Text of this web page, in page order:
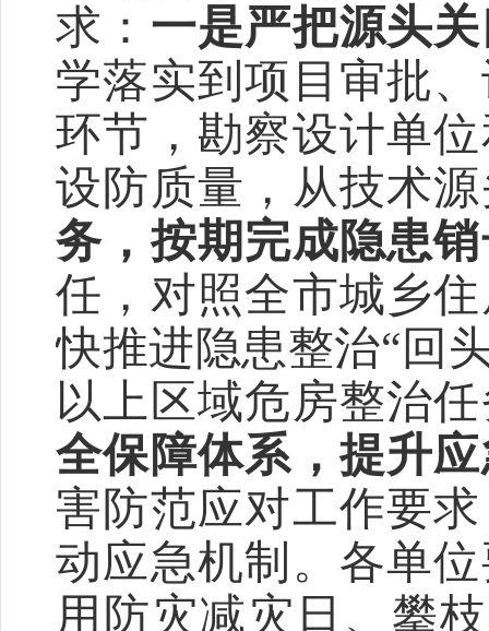
求： 一是严把源头
学落实到项目审批
环节，勘察设计单
设防质量，从技术
务，按期完成隐患
任，对照全市城乡
快推进隐患整治“回
以上区域危房整治
全保障体系，提升
害防范应对工作要
动应急机制。各单
用防灾减灾日、攀